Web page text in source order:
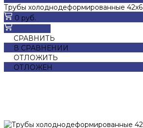
Трубы холоднодеформированные 42x6
0 руб.
СРАВНИТЬ
В СРАВНЕНИИ
ОТЛОЖИТЬ
ОТЛОЖЕН